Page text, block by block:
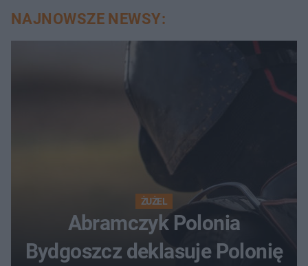
NAJNOWSZE NEWSY:
ŻUŻEL
Abramczyk Polonia
Bydgoszcz deklasuje Polonię